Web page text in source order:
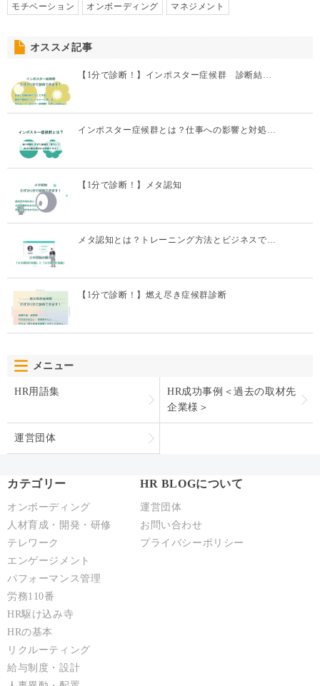
モチベーション オンボーディング マネジメント
オススメ記事
【1分で診断！】インポスター症候群 診断結…
インポスター症候群とは？仕事への影響と対処…
【1分で診断！】メタ認知
メタ認知とは？トレーニング方法とビジネスで…
【1分で診断！】燃え尽き症候群診断
メニュー
HR用語集
HR成功事例＜過去の取材先
企業様＞
運営団体
カテゴリー
オンボーディング
人材育成・開発・研修
テレワーク
エンゲージメント
パフォーマンス管理
労務110番
HR駆け込み寺
HRの基本
リクルーティング
給与制度・設計
HR BLOGについて
運営団体
お問い合わせ
プライバシーポリシー